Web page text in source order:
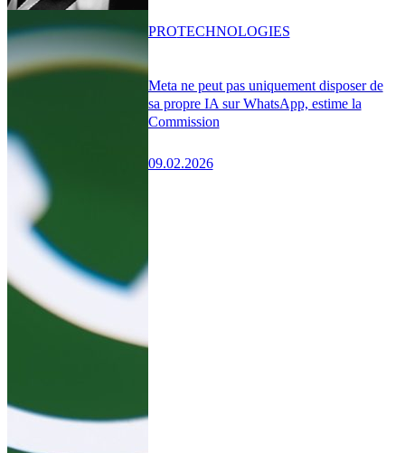
Meta ne peut pas uniquement disposer de
sa propre IA sur WhatsApp, estime la
Commission
09.02.2026
PROTECHNOLOGIES